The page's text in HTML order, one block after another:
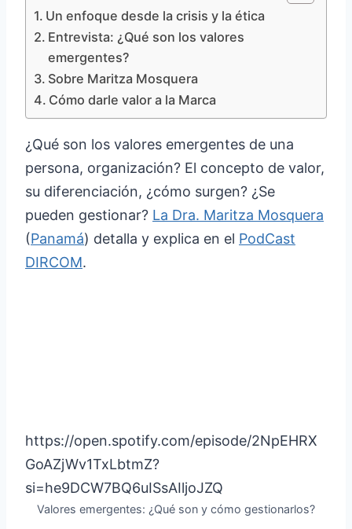
Un enfoque desde la crisis y la ética
Entrevista: ¿Qué son los valores
emergentes?
Sobre Maritza Mosquera
Cómo darle valor a la Marca
¿Qué son los valores emergentes de una
persona, organización? El concepto de valor,
su diferenciación, ¿cómo surgen? ¿Se
pueden gestionar? La Dra. Maritza Mosquera
(Panamá) detalla y explica en el PodCast
DIRCOM.
https://open.spotify.com/episode/2NpEHRX
GoAZjWv1TxLbtmZ?
si=he9DCW7BQ6uISsAIljoJZQ
Valores emergentes: ¿Qué son y cómo gestionarlos?